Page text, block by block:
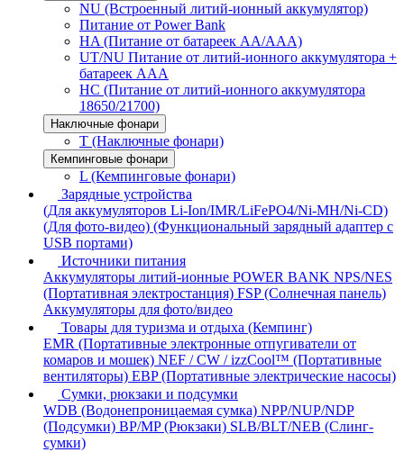
NU (Встроенный литий-ионный аккумулятор)
Питание от Power Bank
HA (Питание от батареек AA/AAA)
UT/NU Питание от литий-ионного аккумулятора +
батареек AAA
HC (Питание от литий-ионного аккумулятора
18650/21700)
Наключные фонари
T (Наключные фонари)
Кемпинговые фонари
L (Кемпинговые фонари)
Зарядные устройства
(Для аккумуляторов Li-Ion/IMR/LiFePO4/Ni-MH/Ni-CD)
(Для фото-видео) (Функциональный зарядный адаптер с
USB портами)
Источники питания
Аккумуляторы литий-ионные POWER BANK NPS/NES
(Портативная электростанция) FSP (Солнечная панель)
Аккумуляторы для фото/видео
Товары для туризма и отдыха (Кемпинг)
EMR (Портативные электронные отпугиватели от
комаров и мошек) NEF / CW / izzCool™ (Портативные
вентиляторы) EBP (Портативные электрические насосы)
Сумки, рюкзаки и подсумки
WDB (Водонепроницаемая сумка) NPP/NUP/NDP
(Подсумки) BP/MP (Рюкзаки) SLB/BLT/NEB (Слинг-
сумки)